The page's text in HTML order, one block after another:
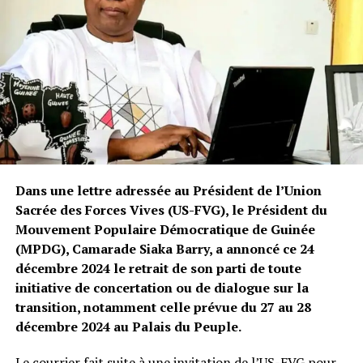
particulièrement dans un contexte politique déjà fragile.
Alors que le pays est en pleine transition, les Forces
Vives de Guinée appellent à un respect absolu des
principes démocratiques et des droits humains.
La déclaration des FVG s’inscrit dans un climat de
mécontentement croissant envers les actions du
gouvernement de transition, qui fait face à des critiques
concernant le respect des libertés publiques et la
Post Views: 5 681
Dans une lettre adressée au Président de l’Union
Sacrée des Forces Vives (US-FVG), le Président du
Mouvement Populaire Démocratique de Guinée
(MPDG), Camarade Siaka Barry, a annoncé ce 24
décembre 2024 le retrait de son parti de toute
initiative de concertation ou de dialogue sur la
transition, notamment celle prévue du 27 au 28
décembre 2024 au Palais du Peuple.